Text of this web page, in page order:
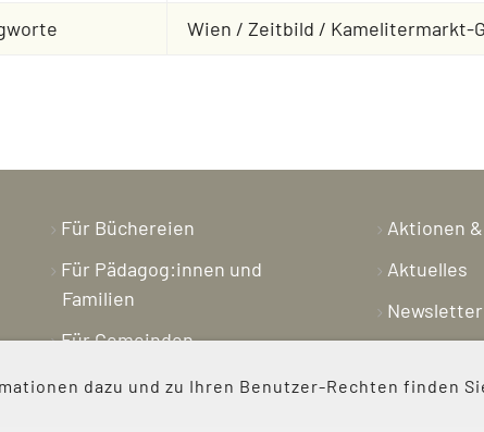
dazu und zu Ihren Benutzer-Rechten finden
Wien / Zeitbild / Kamelitermarkt-
Für Büchereien
Für Pädagog:innen und
Familien
Für Gemeinden
Buchpreis
Aktionen
Aktuelles
Newsletter
Kontakt